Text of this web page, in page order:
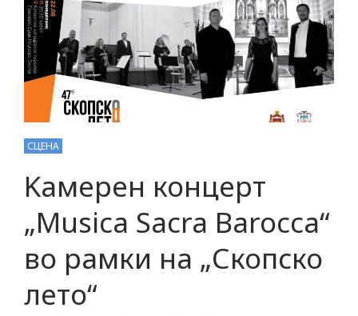
СЦЕНА
Kамерен концерт
„Musica Sacra Barocca“
во рамки на „Скопско
лето“